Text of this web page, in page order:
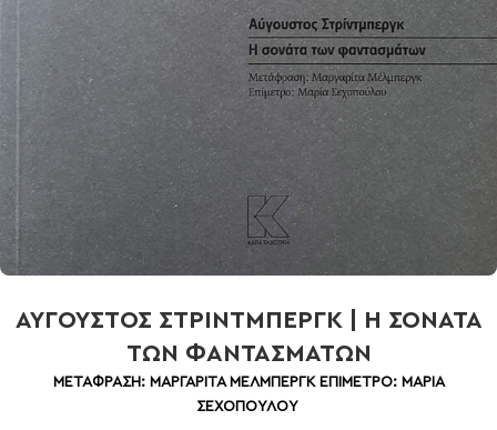
ΑΥΓΟΥΣΤΟΣ ΣΤΡΙΝΤΜΠΕΡΓΚ | Η ΣΟΝΑΤΑ
ΤΩΝ ΦΑΝΤΑΣΜΑΤΩΝ
ΜΕΤΑΦΡΑΣΗ: ΜΑΡΓΑΡΙΤΑ ΜΕΛΜΠΕΡΓΚ ΕΠΙΜΕΤΡΟ: ΜΑΡΙΑ
ΣΕΧΟΠΟΥΛΟΥ